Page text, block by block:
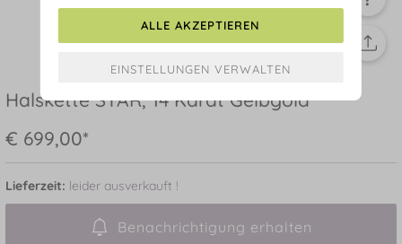
Halskette STAR, 14 Karat Gelbgold
€ 699,00*
Lieferzeit: leider ausverkauft !
Benachrichtigung erhalten
ALLE AKZEPTIEREN